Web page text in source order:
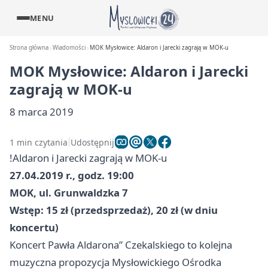
MENU
Strona główna Wiadomości MOK Mysłowice: Aldaron i Jarecki zagrają w MOK-u
MOK Mysłowice: Aldaron i Jarecki
zagrają w MOK-u
8 marca 2019
1 min czytania Udostępnij
!Aldaron i Jarecki zagrają w MOK-u
27.04.2019 r., godz. 19:00
MOK, ul. Grunwaldzka 7
Wstęp: 15 zł (przedsprzedaż), 20 zł (w dniu
koncertu)
Koncert Pawła Aldarona” Czekalskiego to kolejna
muzyczna propozycja Mysłowickiego Ośrodka